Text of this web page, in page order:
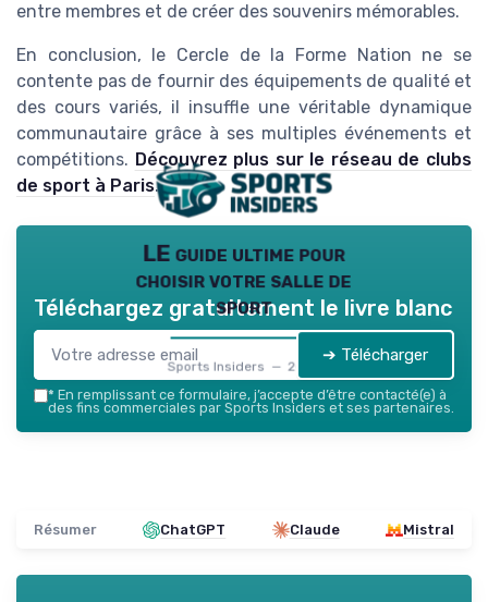
entre membres et de créer des souvenirs mémorables.
En conclusion, le Cercle de la Forme Nation ne se
contente pas de fournir des équipements de qualité et
des cours variés, il insuffle une véritable dynamique
communautaire grâce à ses multiples événements et
compétitions. Découvrez plus sur le réseau de clubs
de sport à Paris.
LE guide ultime pour
choisir votre salle de
sport
Sports Insiders — 2026
Téléchargez gratuitement le livre blanc
➔ Télécharger
* En remplissant ce formulaire, j’accepte d’être contacté(e) à
des fins commerciales par Sports Insiders et ses partenaires.
Résumer ChatGPT Claude Mistral